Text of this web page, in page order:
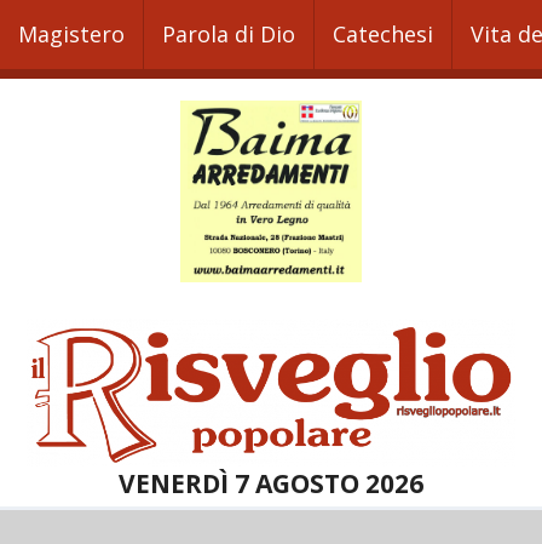
Magistero Parola di Dio Catechesi Vita
VENERDÌ 7 AGOSTO 2026